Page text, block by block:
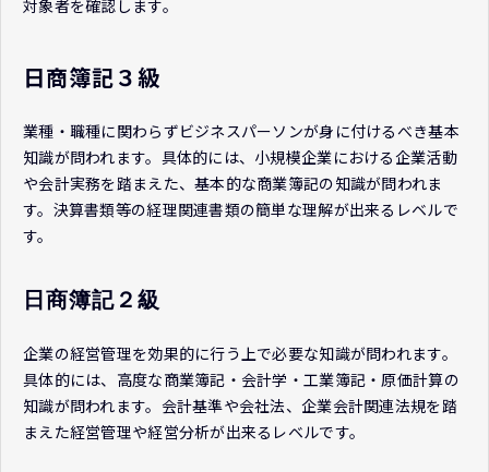
対象者を確認します。
日商簿記３級
業種・職種に関わらずビジネスパーソンが身に付けるべき基本
知識が問われます。具体的には、小規模企業における企業活動
や会計実務を踏まえた、基本的な商業簿記の知識が問われま
す。決算書類等の経理関連書類の簡単な理解が出来るレベルで
す。
日商簿記２級
企業の経営管理を効果的に行う上で必要な知識が問われます。
具体的には、高度な商業簿記・会計学・工業簿記・原価計算の
知識が問われます。会計基準や会社法、企業会計関連法規を踏
まえた経営管理や経営分析が出来るレベルです。